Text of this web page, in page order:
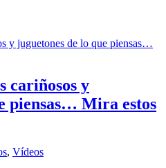
cariñosos y
piensas… Mira estos
, Vídeos